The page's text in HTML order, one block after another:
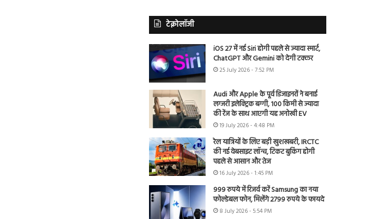
टेक्नोलॉजी
iOS 27 में नई Siri होगी पहले से ज्यादा स्मार्ट,
ChatGPT और Gemini को देगी टक्कर
25 July 2026 - 7:52 PM
Audi और Apple के पूर्व डिजाइनरों ने बनाई
लग्जरी इलेक्ट्रिक बग्गी, 100 किमी से ज्यादा
की रेंज के साथ आएगी यह अनोखी EV
19 July 2026 - 4:48 PM
रेल यात्रियों के लिए बड़ी खुशखबरी, IRCTC
की नई वेबसाइट लॉन्च, टिकट बुकिंग होगी
पहले से आसान और तेज
16 July 2026 - 1:45 PM
999 रुपये में रिजर्व करें Samsung का नया
फोल्डेबल फोन, मिलेंगे 2799 रुपये के फायदे
8 July 2026 - 5:54 PM